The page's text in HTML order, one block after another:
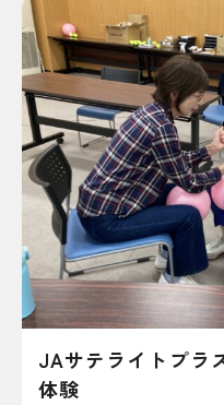
JAサテライトプラ
体験